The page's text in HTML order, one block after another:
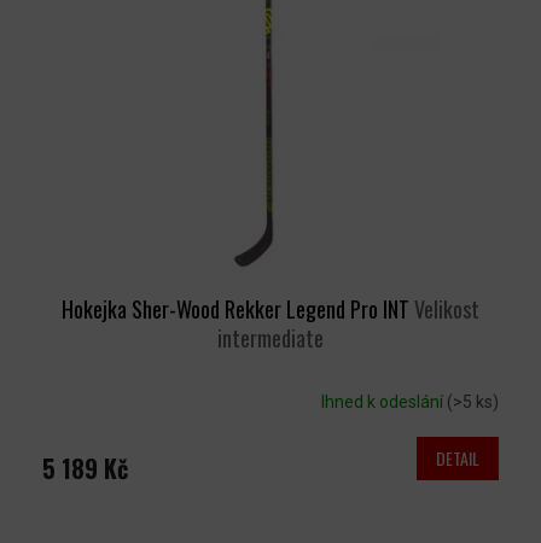
Hokejka Sher-Wood Rekker Legend Pro INT Velikost
intermediate
Ihned k odeslání (>5 ks)
5 189 Kč DETAIL